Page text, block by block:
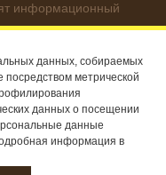
информационный
Produits Nestlé S.A.
данных, собираемых
метрической
данных о посещении
данные
информация в